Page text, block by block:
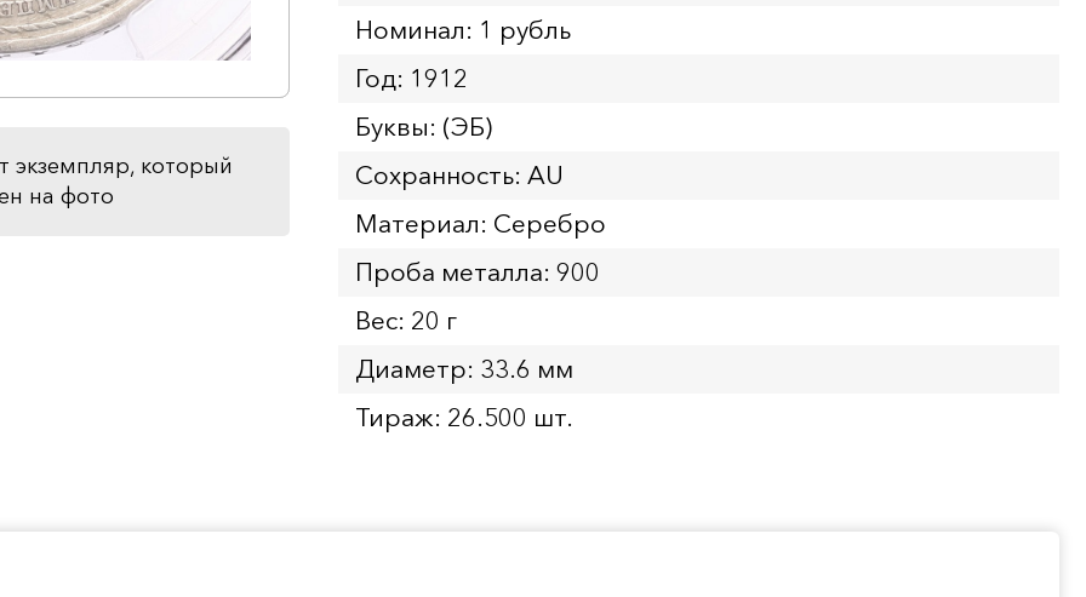
экземпляр, который
на фото
Номинал: 1 рубль
Год: 1912
Буквы: (ЭБ)
Сохранность: AU
Материал: Серебро
Проба металла: 900
Вес: 20 г
Диаметр: 33.6 мм
Тираж: 26.500 шт.